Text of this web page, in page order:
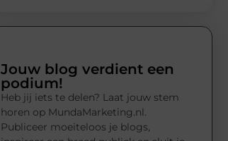
Jouw blog verdient een
podium!
Heb jij iets te delen? Laat jouw stem
horen op MundaMarketing.nl.
Publiceer moeiteloos je blogs,